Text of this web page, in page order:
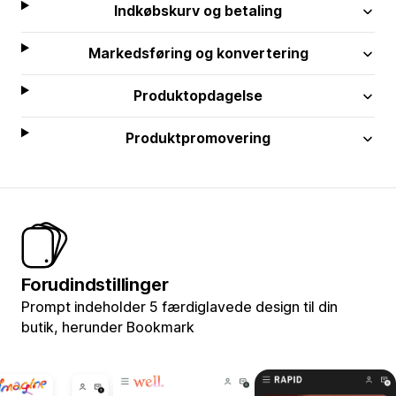
Indkøbskurv og betaling
Markedsføring og konvertering
Produktopdagelse
Produktpromovering
Forudindstillinger
Prompt indeholder 5 færdiglavede design til din
butik, herunder Bookmark